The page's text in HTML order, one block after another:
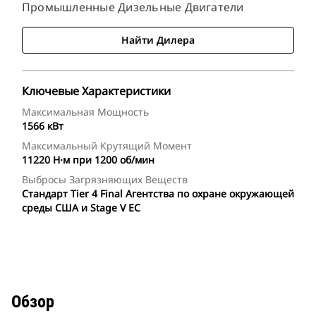
Промышленные Дизельные Двигатели
Найти Дилера
Ключевые Характеристики
Максимальная Мощность
1566 кВт
Максимальный Крутящий Момент
11220 Н·м при 1200 об/мин
Выбросы Загрязняющих Веществ
Стандарт Tier 4 Final Агентства по охране окружающей
среды США и Stage V ЕС
Обзор